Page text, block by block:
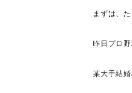
まずは、
昨日プロ野
某大手結